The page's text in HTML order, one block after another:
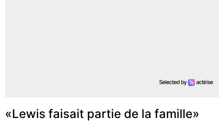
«Lewis faisait partie de la famille»